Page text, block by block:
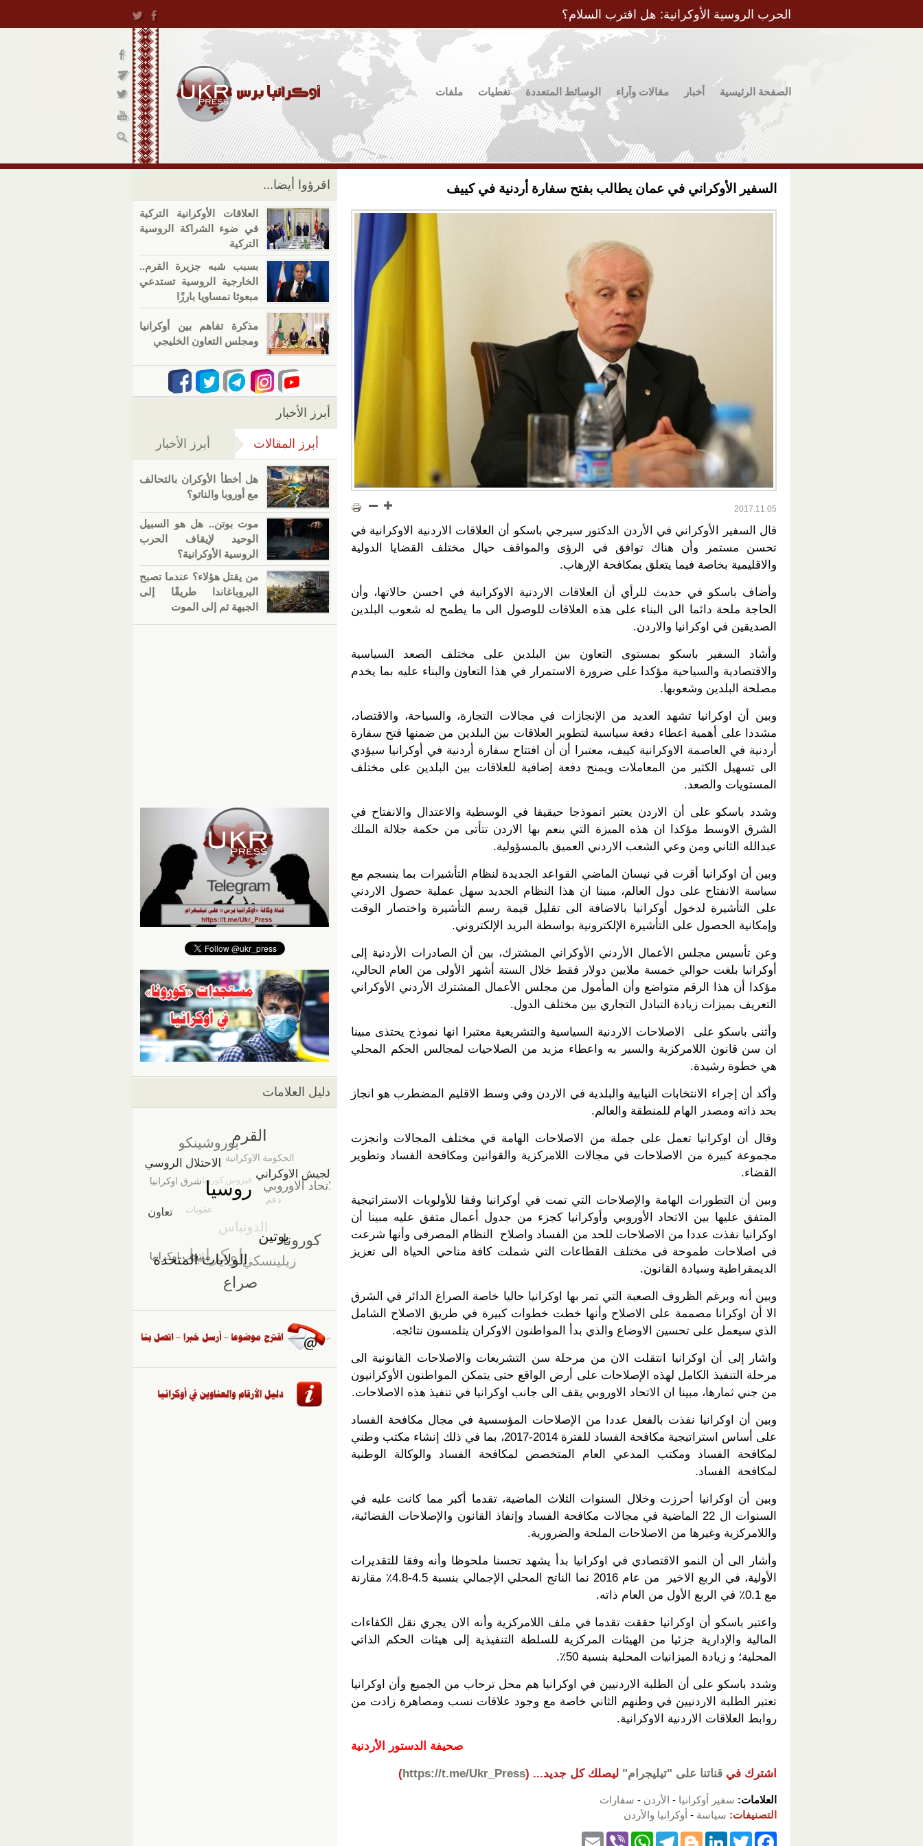
الحرب الروسية الأوكرانية: هل اقترب السلام؟
الصفحة الرئيسية أخبار مقالات وآراء الوسائط المتعددة تغطيات ملفات
السفير الأوكراني في عمان يطالب بفتح سفارة أردنية في كييف
2017.11.05
قال السفير الأوكراني في الأردن الدكتور سيرجي باسكو أن العلاقات الاردنية الاوكرانية في
تحسن مستمر وأن هناك توافق في الرؤى والمواقف حيال مختلف القضايا الدولية
والاقليمية بخاصة فيما يتعلق بمكافحة الإرهاب.
وأضاف باسكو في حديث للرأي أن العلاقات الاردنية الاوكرانية في احسن حالاتها، وأن
الحاجة ملحة دائما الى البناء على هذه العلاقات للوصول الى ما يطمح له شعوب البلدين
الصديقين في اوكرانيا والاردن.
وأشاد السفير باسكو بمستوى التعاون بين البلدين على مختلف الصعد السياسية
والاقتصادية والسياحية مؤكدا على ضرورة الاستمرار في هذا التعاون والبناء عليه بما يخدم
مصلحة البلدين وشعوبها.
وبين أن اوكرانيا تشهد العديد من الإنجازات في مجالات التجارة، والسياحة، والاقتصاد،
مشددا على أهمية اعطاء دفعة سياسية لتطوير العلاقات بين البلدين من ضمنها فتح سفارة
أردنية في العاصمة الاوكرانية كييف، معتبرا أن أن افتتاح سفارة أردنية في أوكرانيا سيؤدي
الى تسهيل الكثير من المعاملات ويمنح دفعة إضافية للعلاقات بين البلدين على مختلف
المستويات والصعد.
وشدد باسكو على أن الاردن يعتبر انموذجا حيقيقا في الوسطية والاعتدال والانفتاح في
الشرق الاوسط مؤكدا ان هذه الميزة التي ينعم بها الاردن تتأتى من حكمة جلالة الملك
عبدالله الثاني ومن وعي الشعب الاردني العميق بالمسؤولية.
وبين أن اوكرانيا أقرت في نيسان الماضي القواعد الجديدة لنظام التأشيرات بما ينسجم مع
سياسة الانفتاح على دول العالم، مبينا ان هذا النظام الجديد سهل عملية حصول الاردني
على التأشيرة لدخول أوكرانيا بالاضافة الى تقليل قيمة رسم التأشيرة واختصار الوقت
وإمكانية الحصول على التأشيرة الإلكترونية بواسطة البريد الإلكتروني.
وعن تأسيس مجلس الأعمال الأردني الأوكراني المشترك، بين أن الصادرات الأردنية إلى
أوكرانيا بلغت حوالي خمسة ملايين دولار فقط خلال الستة أشهر الأولى من العام الحالي،
مؤكدا أن هذا الرقم متواضع وأن المأمول من مجلس الأعمال المشترك الأردني الأوكراني
التعريف بميزات زيادة التبادل التجاري بين مختلف الدول.
وأثنى باسكو على الاصلاحات الاردنية السياسية والتشريعية معتبرا انها نموذج يحتذى مبينا
ان سن قانون اللامركزية والسير به واعطاء مزيد من الصلاحيات لمجالس الحكم المحلي
هي خطوة رشيدة.
وأكد أن إجراء الانتخابات النيابية والبلدية في الاردن وفي وسط الاقليم المضطرب هو انجاز
بحد ذاته ومصدر الهام للمنطقة والعالم.
وقال أن اوكرانيا تعمل على جملة من الاصلاحات الهامة في مختلف المجالات وانجزت
مجموعة كبيرة من الاصلاحات في مجالات اللامركزية والقوانين ومكافحة الفساد وتطوير
القضاء.
وبين أن التطورات الهامة والإصلاحات التي تمت في أوكرانيا وفقا للأولويات الاستراتيجية
المتفق عليها بين الاتحاد الأوروبي وأوكرانيا كجزء من جدول أعمال متفق عليه مبينا أن
اوكرانيا نفذت عددا من الاصلاحات للحد من الفساد واصلاح النظام المصرفى وأنها شرعت
فى اصلاحات طموحة فى مختلف القطاعات التي شملت كافة مناحي الحياة الى تعزيز
الديمقراطية وسيادة القانون.
وبين أنه وبرغم الظروف الصعبة التي تمر بها اوكرانيا حاليا خاصة الصراع الدائر في الشرق
الا أن اوكرانا مصممة على الاصلاح وأنها خطت خطوات كبيرة في طريق الاصلاح الشامل
الذي سيعمل على تحسين الاوضاع والذي بدأ المواطنون الاوكران يتلمسون نتائجه.
واشار إلى أن اوكرانيا انتقلت الان من مرحلة سن التشريعات والاصلاحات القانونية الى
مرحلة التنفيذ الكامل لهذه الإصلاحات على أرض الواقع حتى يتمكن المواطنون الأوكرانيون
من جني ثمارها، مبينا ان الاتحاد الاوروبي يقف الى جانب اوكرانيا في تنفيذ هذه الاصلاحات.
وبين أن اوكرانيا نفذت بالفعل عددا من الإصلاحات المؤسسية في مجال مكافحة الفساد
على أساس استراتيجية مكافحة الفساد للفترة 2014-2017، بما في ذلك إنشاء مكتب وطني
لمكافحة الفساد ومكتب المدعي العام المتخصص لمكافحة الفساد والوكالة الوطنية
لمكافحة الفساد.
وبين أن اوكرانيا أحرزت وخلال السنوات الثلاث الماضية، تقدما أكبر مما كانت عليه في
السنوات ال 22 الماضية في مجالات مكافحة الفساد وإنفاذ القانون والإصلاحات القضائية،
واللامركزية وغيرها من الاصلاحات الملحة والضرورية.
وأشار الى أن النمو الاقتصادي في اوكرانيا بدأ يشهد تحسنا ملحوظا وأنه وفقا للتقديرات
الأولية، في الربع الاخير من عام 2016 نما الناتج المحلي الإجمالي بنسبة 4.5-4.8٪ مقارنة
مع 0.1٪ في الربع الأول من العام ذاته.
واعتبر باسكو أن اوكرانيا حققت تقدما في ملف اللامركزية وأنه الان يجري نقل الكفاءات
المالية والإدارية جزئيا من الهيئات المركزية للسلطة التنفيذية إلى هيئات الحكم الذاتي
المحلية؛ و زيادة الميزانيات المحلية بنسبة 50٪.
وشدد باسكو على أن الطلبة الاردنيين في اوكرانيا هم محل ترحاب من الجميع وأن اوكرانيا
تعتبر الطلبة الاردنيين في وطنهم الثاني خاصة مع وجود علاقات نسب ومصاهرة زادت من
روابط العلاقات الاردنية الاوكرانية.
صحيفة الدستور الأردنية
اشترك في قناتنا على "تيليجرام" ليصلك كل جديد... (
https://t.me/Ukr_Press
)
العلامات: سفير أوكرانيا - الأردن - سفارات
التصنيفات: سياسة - أوكرانيا والأردن
F
T
Li
Bl
T
W
Vi
اقرؤوا أيضا...
العلاقات الأوكرانية التركية
في ضوء الشراكة الروسية
التركية
بسبب شبه جزيرة القرم..
الخارجية الروسية تستدعي
مبعوثا نمساويا بارزًا
مذكرة تفاهم بين أوكرانيا
ومجلس التعاون الخليجي
أبرز الأخبار
أبرز المقالات (علامة التبويب النشطة)
أبرز الأخبار
هل أخطأ الأوكران بالتحالف
مع أوروبا والناتو؟
موت بوتن.. هل هو السبيل
الوحيد لإيقاف الحرب
الروسية الأوكرانية؟
من يقتل هؤلاء؟ عندما تصبح
البروباغاندا طريقًا إلى
الجبهة ثم إلى الموت
دليل العلامات